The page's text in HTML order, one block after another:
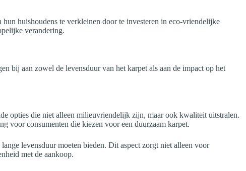
huishoudens te verkleinen door te investeren in eco-vriendelijke
verandering.
bij aan zowel de levensduur van het karpet als aan de impact op het
opties die niet alleen milieuvriendelijk zijn, maar ook kwaliteit uitstralen.
voor consumenten die kiezen voor een duurzaam karpet.
levensduur moeten bieden. Dit aspect zorgt niet alleen voor
met de aankoop.